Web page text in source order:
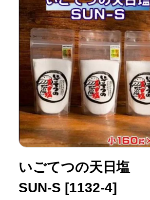
いごてつの天日塩
SUN-S [1132-4]